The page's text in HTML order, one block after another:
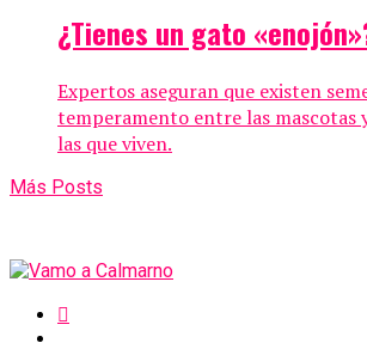
¿Tienes un gato
Expertos aseguran que existen
temperamento entre las mascotas
las que viven.
Más Posts